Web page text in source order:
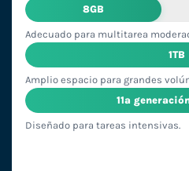
8GB
Adecuado para multitarea
1TB
Amplio espacio para grandes
11ª
Diseñado para tareas intensivas.